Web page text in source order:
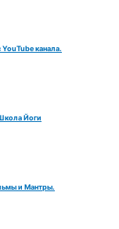
канала.
Йоги
и Мантры.